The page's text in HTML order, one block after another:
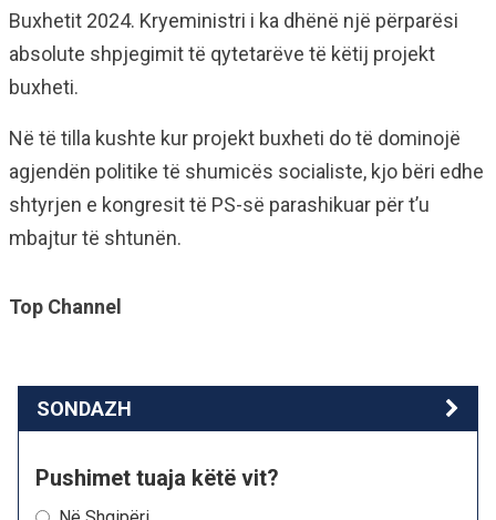
Buxhetit 2024. Kryeministri i ka dhënë një përparësi
absolute shpjegimit të qytetarëve të këtij projekt
buxheti.
Në të tilla kushte kur projekt buxheti do të dominojë
agjendën politike të shumicës socialiste, kjo bëri edhe
shtyrjen e kongresit të PS-së parashikuar për t’u
mbajtur të shtunën.
Top Channel
SONDAZH
Pushimet tuaja këtë vit?